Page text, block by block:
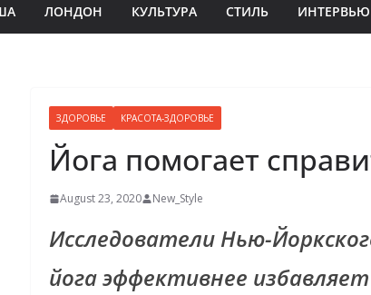
ЛОНДОН КУЛЬТУРА СТИЛЬ ИНТЕРВЬЮ
ЗДОРОВЬЕ КРАСОТА-ЗДОРОВЬЕ
Йога помогает
August 23, 2020 New_Style
Исследователи Нью-
йога эффективнее